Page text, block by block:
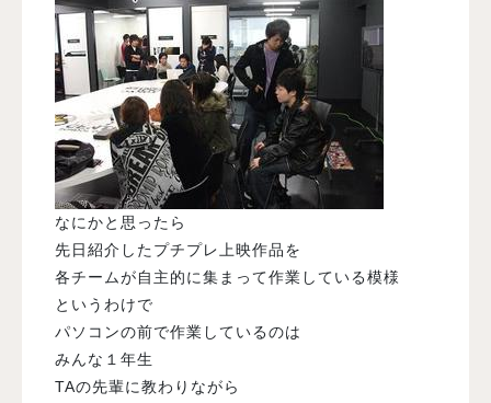
訪問者別メニュー
なにかと思ったら
先日紹介したプチプレ上映作品を
各チームが自主的に集まって作業している模様
というわけで
パソコンの前で作業しているのは
みんな１年生
TAの先輩に教わりながら